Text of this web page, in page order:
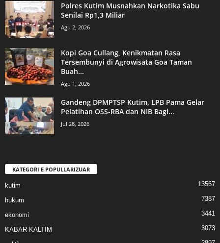
Polres Kutim Musnahkan Narkotika Sabu
Senilai Rp1,3 Miliar
Agu 2, 2026
Kopi Goa Cullang, Kenikmatan Rasa
Tersembunyi di Agrowisata Goa Taman
Buah...
Agu 1, 2026
Gandeng DPMPTSP Kutim, LPB Pama Gelar
Pelatihan OSS-RBA dan NIB Bagi...
Jul 28, 2026
KATEGORI E POPULLARIZUAR
kutim 13567
hukum 7387
ekonomi 3441
KABAR KALTIM 3073